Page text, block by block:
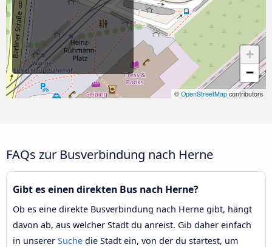
+
−
© OpenStreetMap contributors
FAQs zur Busverbindung nach Herne
Gibt es einen direkten Bus nach Herne?
Ob es eine direkte Busverbindung nach Herne gibt, hängt
davon ab, aus welcher Stadt du anreist. Gib daher einfach
in unserer Suche die Stadt ein, von der du startest, um